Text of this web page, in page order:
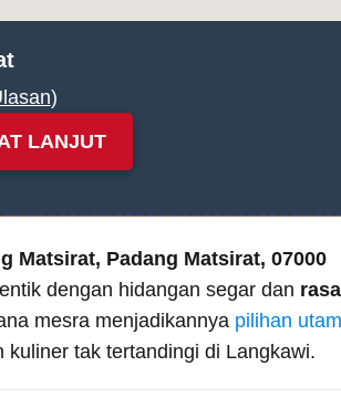
)
LANJUT
Matsirat, Padang Matsirat, 07000
dengan hidangan segar dan
mesra menjadikannya pilihan
kuliner tak tertandingi di Langkawi.